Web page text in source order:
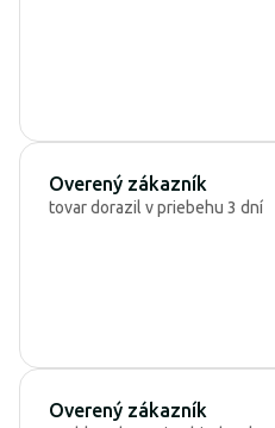
Overený zákazník
tovar dorazil v priebehu 3 dní
Overený zákazník